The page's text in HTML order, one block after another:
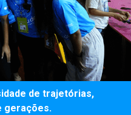
de trajetórias,
gerações.